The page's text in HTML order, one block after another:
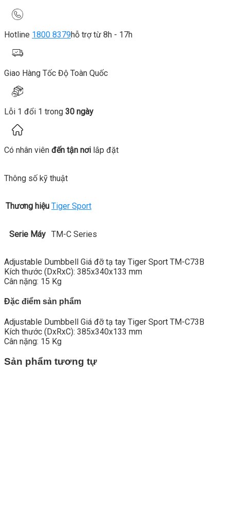
Hotline 1800 8379hỗ trợ từ 8h - 17h
Giao Hàng Tốc Độ Toàn Quốc
Lỗi 1 đổi 1 trong 30 ngày
Có nhân viên đến tận nơi lắp đặt
Thông số kỹ thuật
Thương hiệu Tiger Sport
Serie Máy TM-C Series
Adjustable Dumbbell Giá đỡ tạ tay Tiger Sport TM-C73B
Kích thước (DxRxC): 385x340x133 mm
Cân nặng: 15 Kg
Đặc điểm sản phẩm
Adjustable Dumbbell Giá đỡ tạ tay Tiger Sport TM-C73B
Kích thước (DxRxC): 385x340x133 mm
Cân nặng: 15 Kg
Sản phẩm tương tự